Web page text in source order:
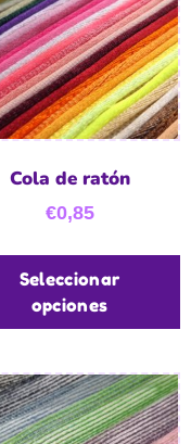
Cola de ratón
€0,85
Seleccionar
opciones